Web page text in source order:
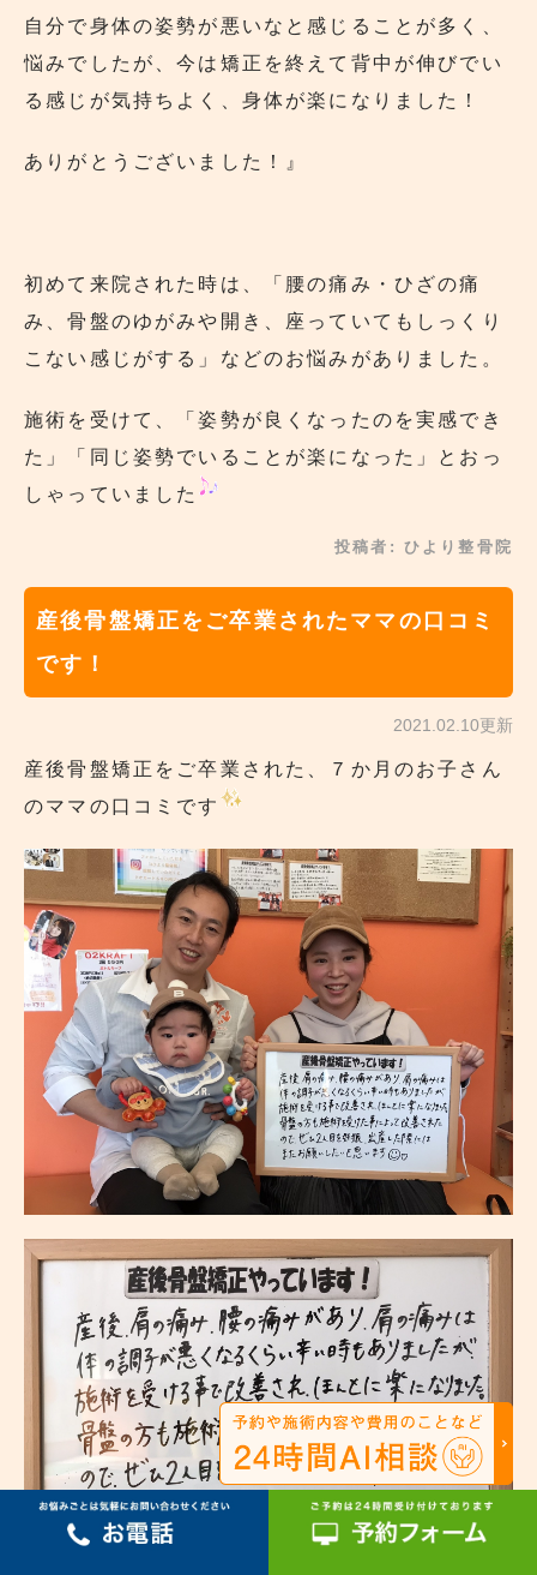
自分で身体の姿勢が悪いなと感じることが多く、
悩みでしたが、今は矯正を終えて背中が伸びでい
る感じが気持ちよく、身体が楽になりました！
ありがとうございました！』
初めて来院された時は、「腰の痛み・ひざの痛
み、骨盤のゆがみや開き、座っていてもしっくり
こない感じがする」などのお悩みがありました。
施術を受けて、「姿勢が良くなったのを実感でき
た」「同じ姿勢でいることが楽になった」とおっ
しゃっていました
投稿者: ひより整骨院
産後骨盤矯正をご卒業されたママの口コミ
です！
2021.02.10更新
産後骨盤矯正をご卒業された、７か月のお子さん
のママの口コミです